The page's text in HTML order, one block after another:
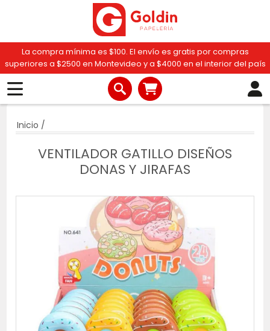
La compra mínima es $100. El envío es gratis por compras
superiores a $2500 en Montevideo y a $4000 en el interior del país
Inicio /
VENTILADOR GATILLO DISEÑOS
DONAS Y JIRAFAS